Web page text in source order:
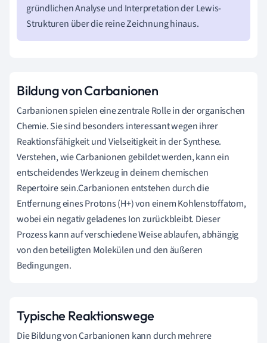
gründlichen Analyse und Interpretation der Lewis-
Strukturen über die reine Zeichnung hinaus.
Bildung von Carbanionen
Carbanionen spielen eine zentrale Rolle in der organischen
Chemie. Sie sind besonders interessant wegen ihrer
Reaktionsfähigkeit und Vielseitigkeit in der Synthese.
Verstehen, wie Carbanionen gebildet werden, kann ein
entscheidendes Werkzeug in deinem chemischen
Repertoire sein.Carbanionen entstehen durch die
Entfernung eines Protons (H+) von einem Kohlenstoffatom,
wobei ein negativ geladenes Ion zurückbleibt. Dieser
Prozess kann auf verschiedene Weise ablaufen, abhängig
von den beteiligten Molekülen und den äußeren
Bedingungen.
Typische Reaktionswege
Die Bildung von Carbanionen kann durch mehrere